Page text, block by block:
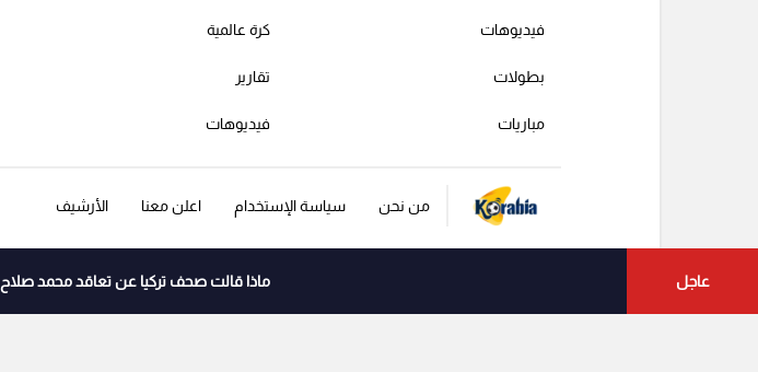
عاجل ماذا قالت صحف تركيا عن تعاقد محمد
فيديوهات
بطولات
مباريات
كرة عالمية
تقارير
فيديوهات
من نحن سياسة الإستخدام اعلن معنا الأرشيف